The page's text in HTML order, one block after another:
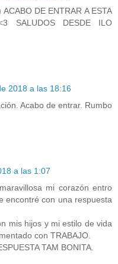
DE ENTRAR A ESTA
SALUDOS DESDE ILO
2018 a las 18:16
Acabo de entrar. Rumbo
a las 1:07
mi corazón entro
encontré con una respuesta
mis hijos y mi estilo de vida
con TRABAJO.
TAM BONITA.